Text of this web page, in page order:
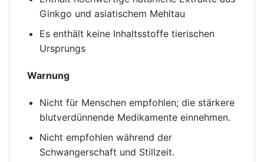
Ginkgo und asiatischem Mehltau
Es enthält keine Inhaltsstoffe tierischen
Ursprungs
Warnung
Nicht für Menschen empfohlen; die stärkere
blutverdünnende Medikamente einnehmen.
Nicht empfohlen während der
Schwangerschaft und Stillzeit.